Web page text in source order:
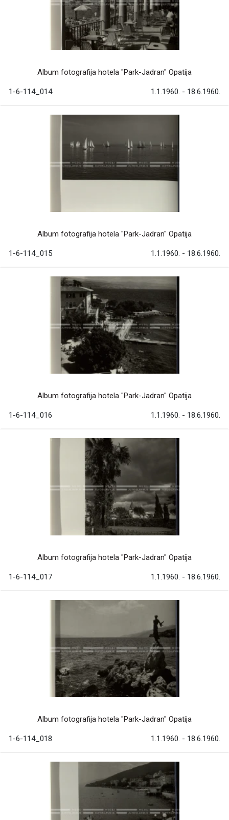
Album fotografija hotela "Park-Jadran" Opatija
1-6-114_014 1.1.1960. - 18.6.1960.
Album fotografija hotela "Park-Jadran" Opatija
1-6-114_015 1.1.1960. - 18.6.1960.
Album fotografija hotela "Park-Jadran" Opatija
1-6-114_016 1.1.1960. - 18.6.1960.
Album fotografija hotela "Park-Jadran" Opatija
1-6-114_017 1.1.1960. - 18.6.1960.
Album fotografija hotela "Park-Jadran" Opatija
1-6-114_018 1.1.1960. - 18.6.1960.